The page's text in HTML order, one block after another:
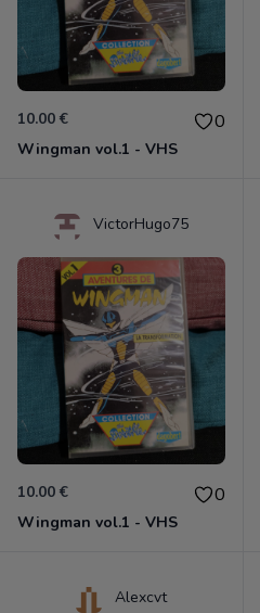
10.00 € 0
Wingman vol.1 - VHS
VictorHugo75
10.00 € 0
Wingman vol.1 - VHS
Alexcvt